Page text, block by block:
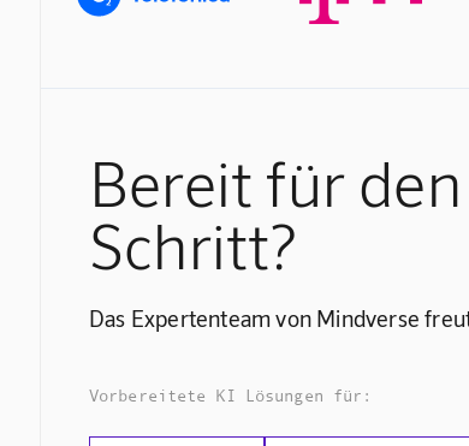
Bereit für
Schritt?
Das Expertenteam von Mindverse
Vorbereitete KI Lösungen für: